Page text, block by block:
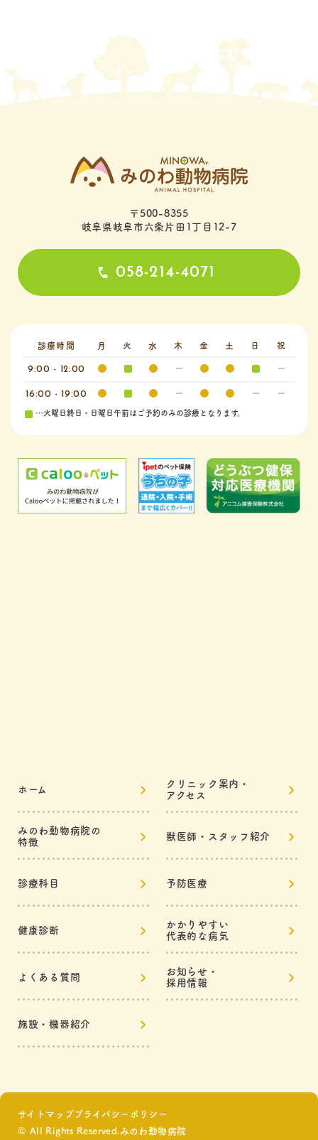
〒500-8355
岐阜県岐阜市六条片田1丁目12-7
058-214-4071
診療時間 月 火 水 木 金 土 日 祝
9:00 - 12:00
16:00 - 19:00
…火曜日終日・日曜日午前はご予約のみの診療となります。
ホーム
クリニック案内・
アクセス
みのわ動物病院の
特徴
獣医師・スタッフ紹介
診療科目 予防医療
健康診断
かかりやすい
代表的な病気
よくある質問
お知らせ・
採用情報
施設・機器紹介
サイトマッププライバシーポリシー
© All Rights Reserved.みのわ動物病院